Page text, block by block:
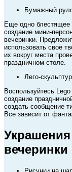
Бумажный
Еще одно блестящее
создание мини-
вечеринки.
использовать свое
их вокруг места
праздничном столе.
Лего-
Воспользуйтесь
создание
создать сообщение
Все зависит от
вечеринки